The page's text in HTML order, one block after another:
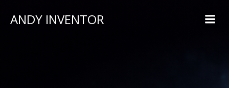
ANDY INVENTOR